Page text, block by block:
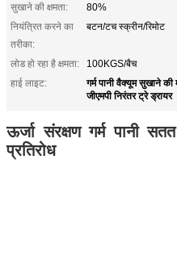
सुखाने की क्षमता:
80%
नियंत्रित करने का
तरीका:
बटन/टच स्क्रीन/रिमोट
लोड हो रहा है क्षमता:
100KGS/बैच
हाई लाइट:
गर्म पानी वैक्यूम सुखाने की
जीएमपी निरंतर ट्रे ड्रायर
ऊर्जा संरक्षण गर्म पानी
प्रतिरोध